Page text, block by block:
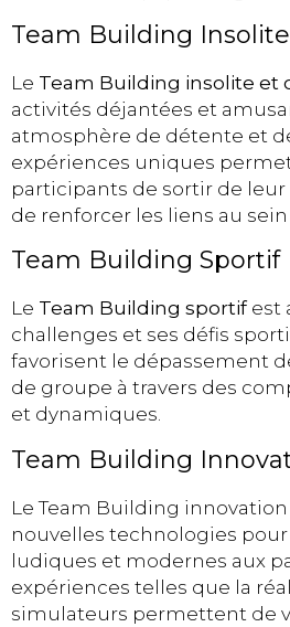
Team Building
Le Team Building insolite et
activités déjantées et
atmosphère de détente et
expériences uniques
participants de sortir de
de renforcer les liens au sein
Team Building Sportif
Le Team Building sportifest
challenges et ses défis
favorisent le dépassement
de groupe à travers des
et dynamiques.
Team Building
Le Team Building
nouvelles technologies
ludiques et modernes aux
expériences telles que la
simulateurs permettent de